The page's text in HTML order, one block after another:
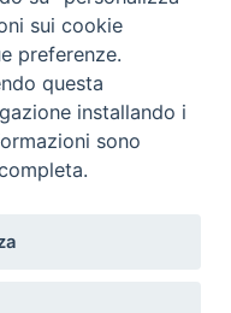
sui cookie
preferenze.
questa
installando i
sono